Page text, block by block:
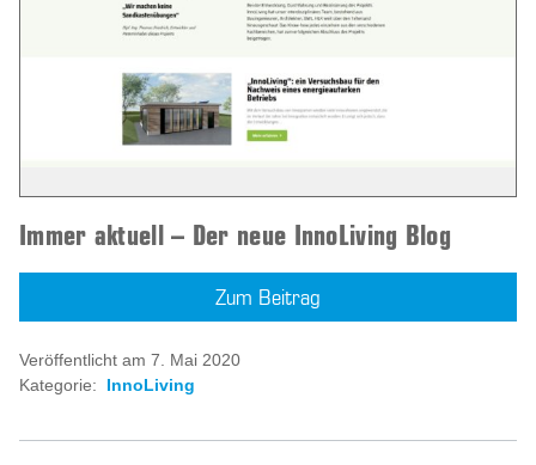
Immer aktuell – Der neue InnoLiving Blog
Zum Beitrag
Veröffentlicht am 7. Mai 2020
Kategorie:
InnoLiving